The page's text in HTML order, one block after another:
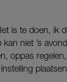
is te doen, ik
niet ’s
oppas